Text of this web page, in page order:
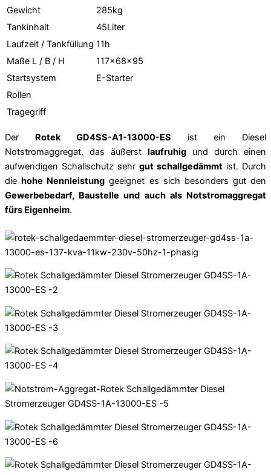
Gewicht
285kg
Tankinhalt
45Liter
Laufzeit / Tankfüllung 11h
Maße L / B / H
117x68x95
Startsystem
E-Starter
Rollen
Tragegriff
Der Rotek GD4SS-A1-13000-ES ist ein Diesel
Notstromaggregat, das äußerst laufruhigund durch einen
aufwendigen Schallschutz sehr gut schallgedämmt ist. Durch
diehohe Nennleistung geeignet es sich besonders gut den
Gewerbebedarf, Baustelle und auch als Notstromaggregat
fürs Eigenheim.